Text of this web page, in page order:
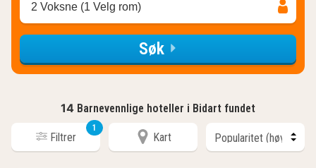
2 Voksne (1 Velg rom)
Søk
14 Barnevennlige hoteller i Bidart fundet
Filtrer
1
Kart